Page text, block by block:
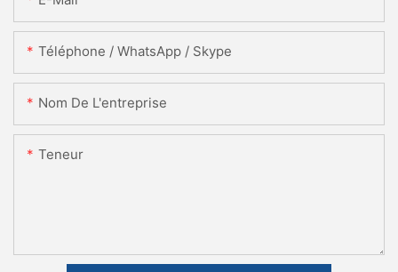
Téléphone / WhatsApp / Skype
Nom De L'entreprise
Teneur